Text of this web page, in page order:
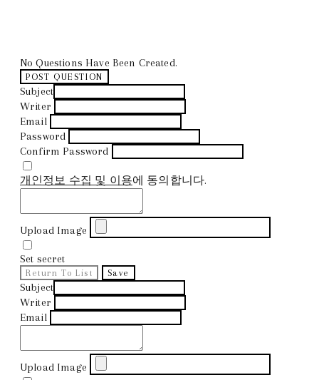
No Questions Have Been Created.
POST QUESTION
Subject
Writer
Email
Password
Confirm Password
개인정보 수집 및 이용에 동의합니다.
Upload Image
Set secret
Return To List Save
Subject
Writer
Email
Upload Image